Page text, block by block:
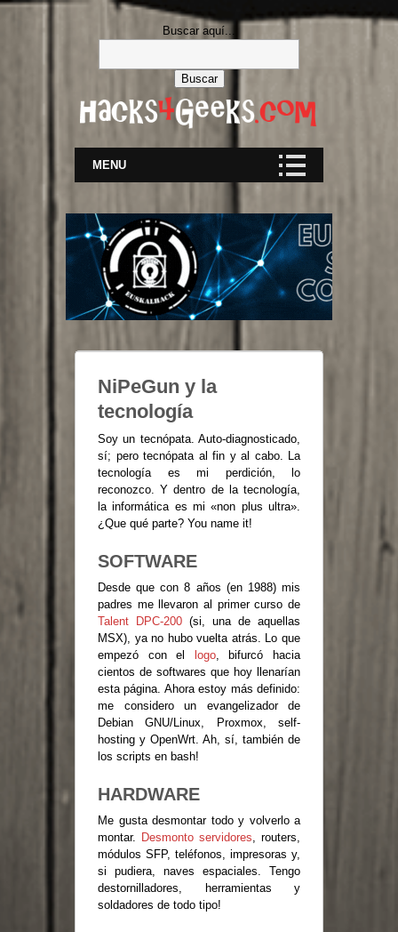
Buscar aquí...
MENU
NiPeGun y la
tecnología
Soy un tecnópata. Auto-diagnosticado,
sí; pero tecnópata al fin y al cabo. La
tecnología es mi perdición, lo
reconozco. Y dentro de la tecnología,
la informática es mi «non plus ultra».
¿Que qué parte? You name it!
SOFTWARE
Desde que con 8 años (en 1988) mis
padres me llevaron al primer curso de
Talent DPC-200 (si, una de aquellas
MSX), ya no hubo vuelta atrás. Lo que
empezó con el
logo, bifurcó hacia
cientos de softwares que hoy llenarían
esta página. Ahora estoy más definido:
me considero un evangelizador de
Debian GNU/Linux, Proxmox, self-
hosting y OpenWrt. Ah, sí, también de
los scripts en bash!
HARDWARE
Me gusta desmontar todo y volverlo a
montar. Desmonto servidores, routers,
módulos SFP, teléfonos, impresoras y,
si pudiera, naves espaciales. Tengo
destornilladores, herramientas y
soldadores de todo tipo!